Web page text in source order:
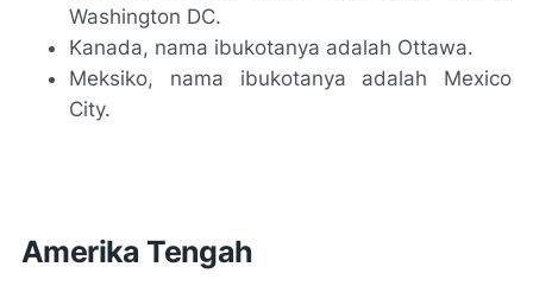
Washington DC.
Kanada, nama ibukotanya adalah Ottawa.
Meksiko, nama ibukotanya adalah Mexico
City.
Amerika Tengah